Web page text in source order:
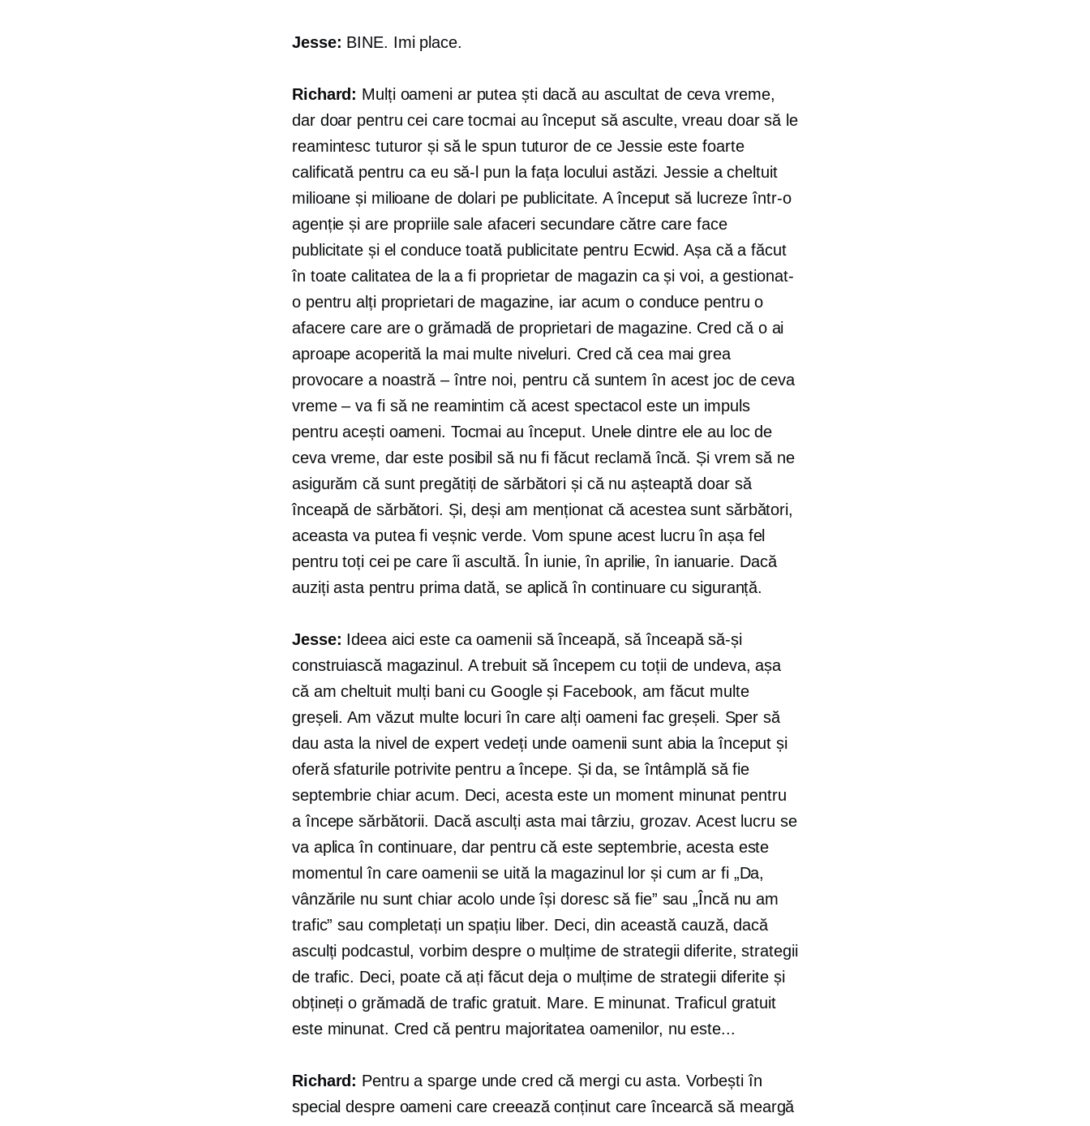
Jesse: BINE. Imi place.
Richard: Mulți oameni ar putea ști dacă au ascultat de ceva vreme,
dar doar pentru cei care tocmai au început să asculte, vreau doar să le
reamintesc tuturor și să le spun tuturor de ce Jessie este foarte
calificată pentru ca eu să-l pun la fața locului astăzi. Jessie a cheltuit
milioane și milioane de dolari pe publicitate. A început să lucreze într-o
agenție și are propriile sale afaceri secundare către care face
publicitate și el conduce toată publicitate pentru Ecwid. Așa că a făcut
în toate calitatea de la a fi proprietar de magazin ca și voi, a gestionat-
o pentru alți proprietari de magazine, iar acum o conduce pentru o
afacere care are o grămadă de proprietari de magazine. Cred că o ai
aproape acoperită la mai multe niveluri. Cred că cea mai grea
provocare a noastră – între noi, pentru că suntem în acest joc de ceva
vreme – va fi să ne reamintim că acest spectacol este un impuls
pentru acești oameni. Tocmai au început. Unele dintre ele au loc de
ceva vreme, dar este posibil să nu fi făcut reclamă încă. Și vrem să ne
asigurăm că sunt pregătiți de sărbători și că nu așteaptă doar să
înceapă de sărbători. Și, deși am menționat că acestea sunt sărbători,
aceasta va putea fi veșnic verde. Vom spune acest lucru în așa fel
pentru toți cei pe care îi ascultă. În iunie, în aprilie, în ianuarie. Dacă
auziți asta pentru prima dată, se aplică în continuare cu siguranță.
Jesse: Ideea aici este ca oamenii să înceapă, să înceapă să-și
construiască magazinul. A trebuit să începem cu toții de undeva, așa
că am cheltuit mulți bani cu Google și Facebook, am făcut multe
greșeli. Am văzut multe locuri în care alți oameni fac greșeli. Sper să
dau asta la nivel de expert vedeți unde oamenii sunt abia la început și
oferă sfaturile potrivite pentru a începe. Și da, se întâmplă să fie
septembrie chiar acum. Deci, acesta este un moment minunat pentru
a începe sărbătorii. Dacă asculți asta mai târziu, grozav. Acest lucru se
va aplica în continuare, dar pentru că este septembrie, acesta este
momentul în care oamenii se uită la magazinul lor și cum ar fi „Da,
vânzările nu sunt chiar acolo unde își doresc să fie” sau „Încă nu am
trafic” sau completați un spațiu liber. Deci, din această cauză, dacă
asculți podcastul, vorbim despre o mulțime de strategii diferite, strategii
de trafic. Deci, poate că ați făcut deja o mulțime de strategii diferite și
obțineți o grămadă de trafic gratuit. Mare. E minunat. Traficul gratuit
este minunat. Cred că pentru majoritatea oamenilor, nu este...
Richard: Pentru a sparge unde cred că mergi cu asta. Vorbești în
special despre oameni care creează conținut care încearcă să meargă